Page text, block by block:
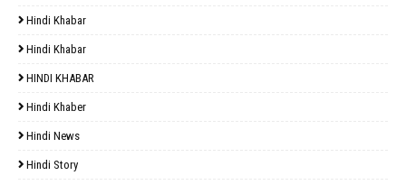
Hindi Khabar
Hindi Khabar
HINDI KHABAR
Hindi Khaber
Hindi News
Hindi Story